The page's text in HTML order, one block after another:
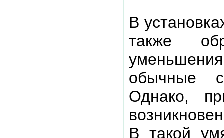
В
также
обычные
Однако,
В такой